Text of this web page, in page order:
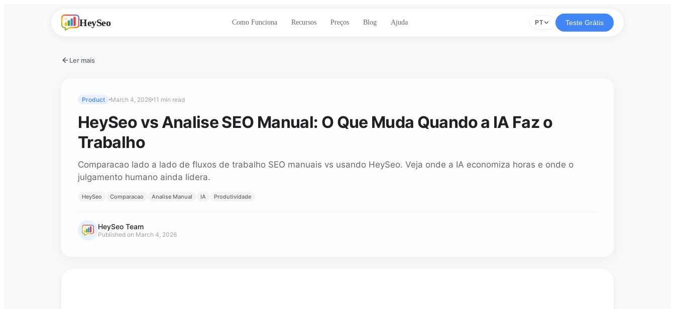
HeySeo Como Funciona Recursos Preços Blog Ajuda PT Teste Grátis
Ler mais
Product March 4, 2026 11 min read
HeySeo vs Analise SEO Manual: O Que Muda Quando a IA Faz o
Trabalho
Comparacao lado a lado de fluxos de trabalho SEO manuais vs usando HeySeo. Veja onde a IA economiza horas e onde o
julgamento humano ainda lidera.
HeySeo Comparacao Analise Manual IA Produtividade
HeySeo Team
Published on March 4, 2026